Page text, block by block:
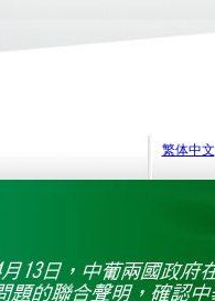
繁体中文